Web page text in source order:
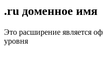
.ru доменное имя
Это расширение является
уровня